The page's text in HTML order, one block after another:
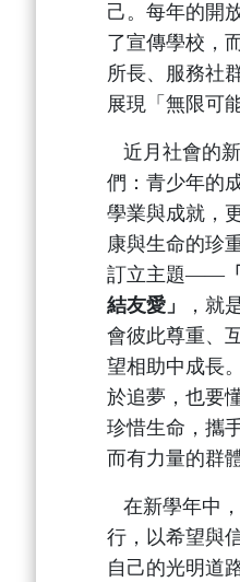
己。每年的開
了宣傳學校，
所長、服務社
展現「無限可
近月社會的
們：青少年的
學業與成就，
康與生命的珍
訂立主題——
結友愛」
，就
會彼此尊重、
望相助中成長
於追夢，也要
珍惜生命，攜
而有力量的群體
在新學年中
行，以希望與
自己的光明道路